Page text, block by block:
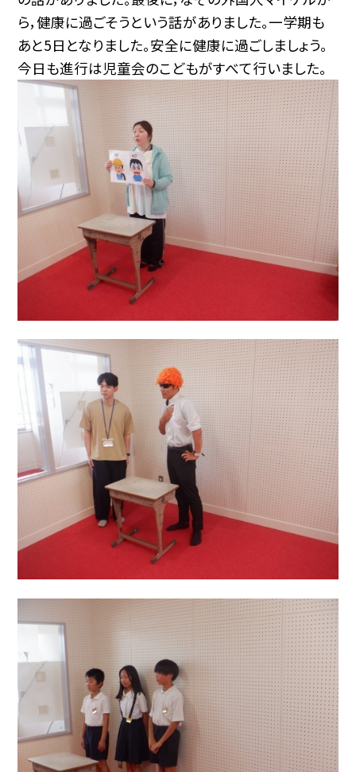
ら，健康に過ごそうという話がありました。一学期も
あと5日となりました。安全に健康に過ごしましょう。
今日も進行は児童会のこどもがすべて行いました。